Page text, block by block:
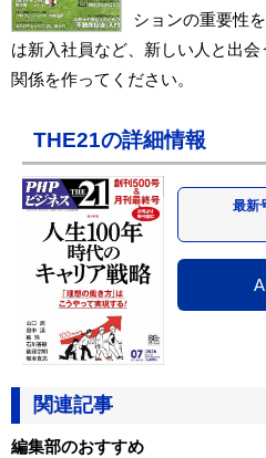
ションの重要性
は新入社員など、新しい人と出
関係を作ってください。
THE21の詳細情報
最新
関連記事
編集部のおすすめ